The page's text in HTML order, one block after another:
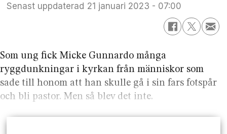
Senast uppdaterad
21 januari 2023 - 07:00
Som ung fick Micke Gunnardo många
ryggdunkningar i kyrkan från människor som
sade till honom att han skulle gå i sin fars fotspår
och bli pastor. Men så blev det inte.